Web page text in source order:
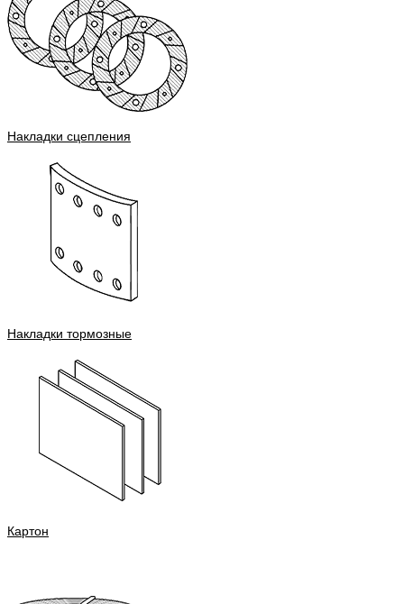
Накладки сцепления
Накладки тормозные
Картон